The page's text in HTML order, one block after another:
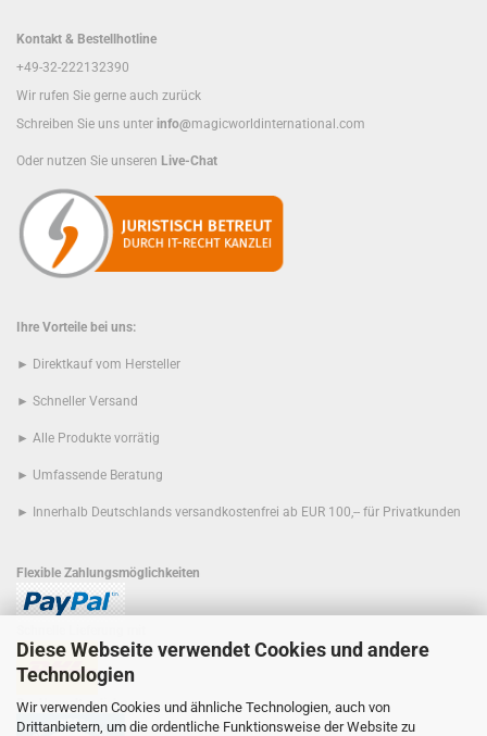
Diese Webseite verwendet Cookies und andere
Technologien
Wir verwenden Cookies und ähnliche Technologien, auch von
Drittanbietern, um die ordentliche Funktionsweise der Website zu
Kontakt & Bestellhotline
+49-32-222132390
Wir rufen Sie gerne auch zurück
Schreiben Sie uns unter info@magicworldinternational.com
Oder nutzen Sie unseren Live-Chat
Ihre Vorteile bei uns:
► Direktkauf vom Hersteller
► Schneller Versand
► Alle Produkte vorrätig
► Umfassende Beratung
► Innerhalb Deutschlands versandkostenfrei ab EUR 100,-- für Privatkunden
Flexible Zahlungsmöglichkeiten
Der Umwelt zuliebe